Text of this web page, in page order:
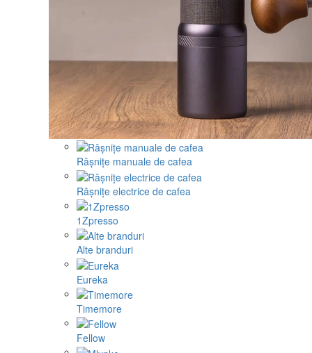
Râșnițe manuale de cafea
Râșnițe electrice de cafea
1Zpresso
Alte branduri
Eureka
Timemore
Fellow